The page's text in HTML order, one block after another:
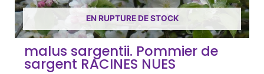
EN RUPTURE DE STOCK
malus sargentii. Pommier de
sargent RACINES NUES